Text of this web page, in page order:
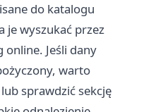
do katalogu
je wyszukać przez
Jeśli dany
warto
sprawdzić sekcję